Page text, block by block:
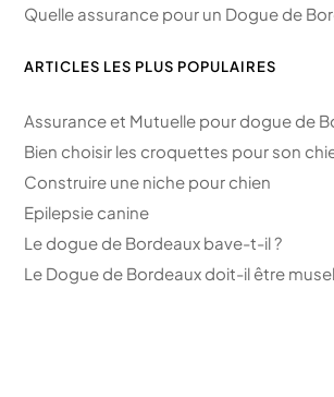
Quelle assurance pour un Dogue de
ARTICLES LES PLUS POPULAIRES
Assurance et Mutuelle pour dogue de
Bien choisir les croquettes pour son
Construire une niche pour chien
Epilepsie canine
Le dogue de Bordeaux bave-t-il ?
Le Dogue de Bordeaux doit-il être